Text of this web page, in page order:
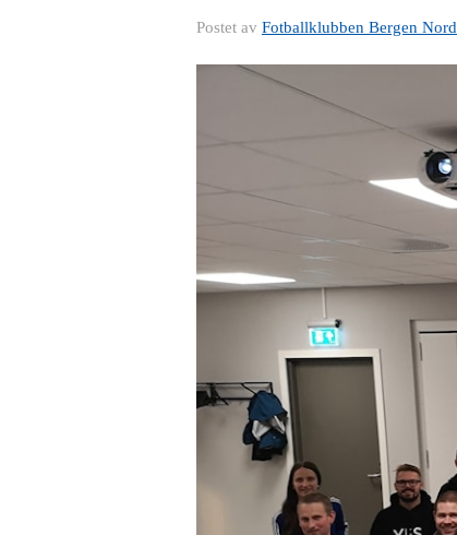
Postet av Fotballklubben Bergen Nord